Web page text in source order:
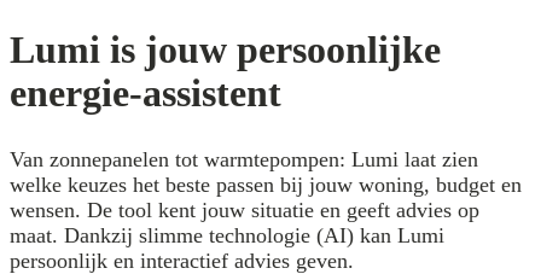
Lumi is jouw persoonlijke
energie-assistent
Van zonnepanelen tot warmtepompen: Lumi laat zien
welke keuzes het beste passen bij jouw woning, budget en
wensen. De tool kent jouw situatie en geeft advies op
maat. Dankzij slimme technologie (AI) kan Lumi
persoonlijk en interactief advies geven.​